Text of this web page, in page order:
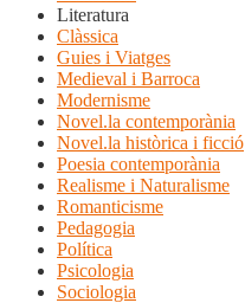
Literatura
Clàssica
Guies i Viatges
Medieval i Barroca
Modernisme
Novel.la contemporània
Novel.la històrica i ficció
Poesia contemporània
Realisme i Naturalisme
Romanticisme
Pedagogia
Política
Psicologia
Sociologia